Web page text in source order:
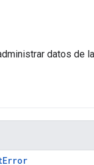
datos de